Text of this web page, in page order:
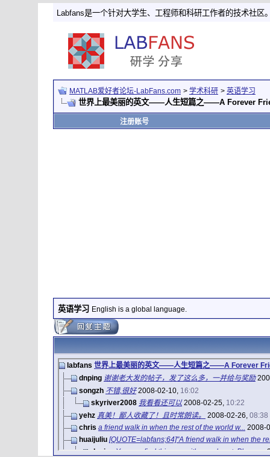
Labfans是一个针对大学生、工程师和科研工作者的技术社区
MATLAB爱好者论坛-LabFans.com > 学术科研 > 英语学习
世界上最美丽的英文——人生短篇之——A Forever
注册账号
英语学习 English is a global language.
labfans 世界上最美丽的英文——人生短篇之——A Forever
dnping 谢谢老大发的帖子，发了这么多，一并给与奖励
songzh 不错,很好2008-02-10, 16:02
skyriver2008 我看看还可以2008-02-25, 10:22
yehz 真美！鄙人收藏了！且时常朗读。 2008-02-26, 08:38
chris a friend walk in when the rest of the world w... 2008-
huaijuliu [QUOTE=labfans;64]"A friend walk in when the
dnping
You can find this guy with your heart. Please...